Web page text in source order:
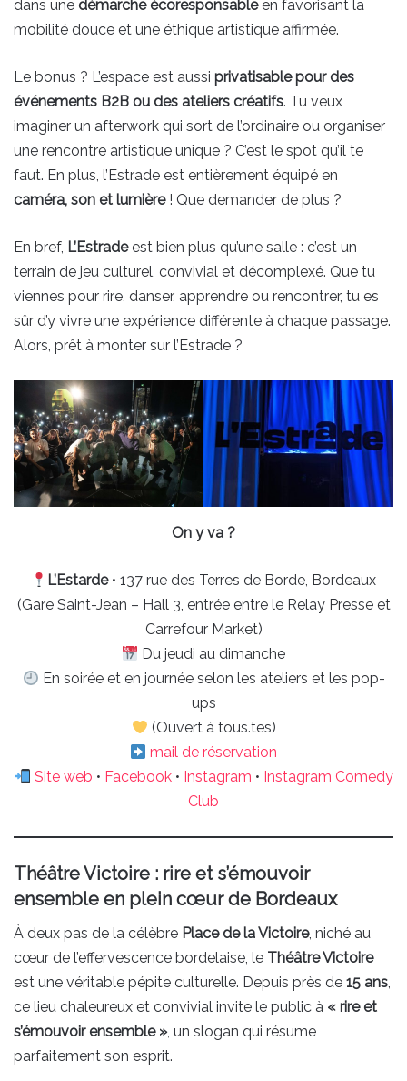
dans une démarche écoresponsableen favorisant la
mobilité douce et une éthique artistique affirmée.
Le bonus ? L’espace est aussi privatisable pour des
événements B2B ou des ateliers créatifs. Tu veux
imaginer un afterwork qui sort de l’ordinaire ou organiser
une rencontre artistique unique ? C’est le spot qu’il te
faut. En plus, l’Estrade est entièrement équipé en
caméra, son et lumière! Que demander de plus ?
En bref, L’Estradeest bien plus qu’une salle : c’est un
terrain de jeu culturel, convivial et décomplexé. Que tu
viennes pour rire, danser, apprendre ou rencontrer, tu es
sûr d’y vivre une expérience différente à chaque passage.
Alors, prêt à monter sur l’Estrade ?
On y va ?
L’Estarde• 137 rue des Terres de Borde, Bordeaux
(Gare Saint-Jean – Hall 3, entrée entre le Relay Presse et
Carrefour Market)
Du jeudi au dimanche
En soirée et en journée selon les ateliers et les pop-
ups
(Ouvert à tous.tes)
mail de réservation
Site web • Facebook • Instagram • Instagram Comedy
Club
Théâtre Victoire : rire et s’émouvoir
ensemble en plein cœur de Bordeaux
À deux pas de la célèbre Place de la Victoire, niché au
cœur de l’effervescence bordelaise, le Théâtre Victoire
est une véritable pépite culturelle. Depuis près de 15 ans,
ce lieu chaleureux et convivial invite le public à « rire et
s’émouvoir ensemble », un slogan qui résume
parfaitement son esprit.